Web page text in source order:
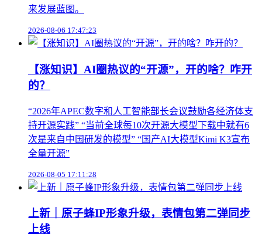
来发展蓝图。
2026-08-06 17:47:23
【涨知识】AI圈热议的“开源”，开的啥？咋开
的？
“2026年APEC数字和人工智能部长会议鼓励各经济体支
持开源实践” “当前全球每10次开源大模型下载中就有6
次是来自中国研发的模型” “国产AI大模型Kimi K3宣布
全量开源”
2026-08-05 17:11:28
上新｜原子蜂IP形象升级，表情包第二弹同步
上线